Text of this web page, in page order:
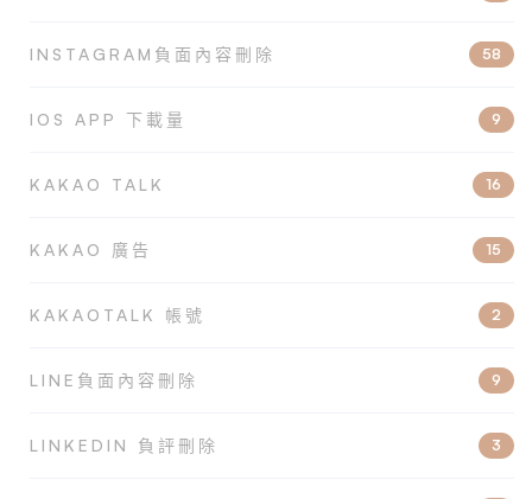
INSTAGRAM負面內容刪除 58
IOS APP 下載量 9
KAKAO TALK 16
KAKAO 廣告 15
KAKAOTALK 帳號 2
LINE負面內容刪除 9
LINKEDIN 負評刪除 3